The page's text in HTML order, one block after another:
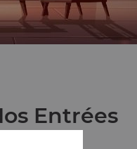
Entrées